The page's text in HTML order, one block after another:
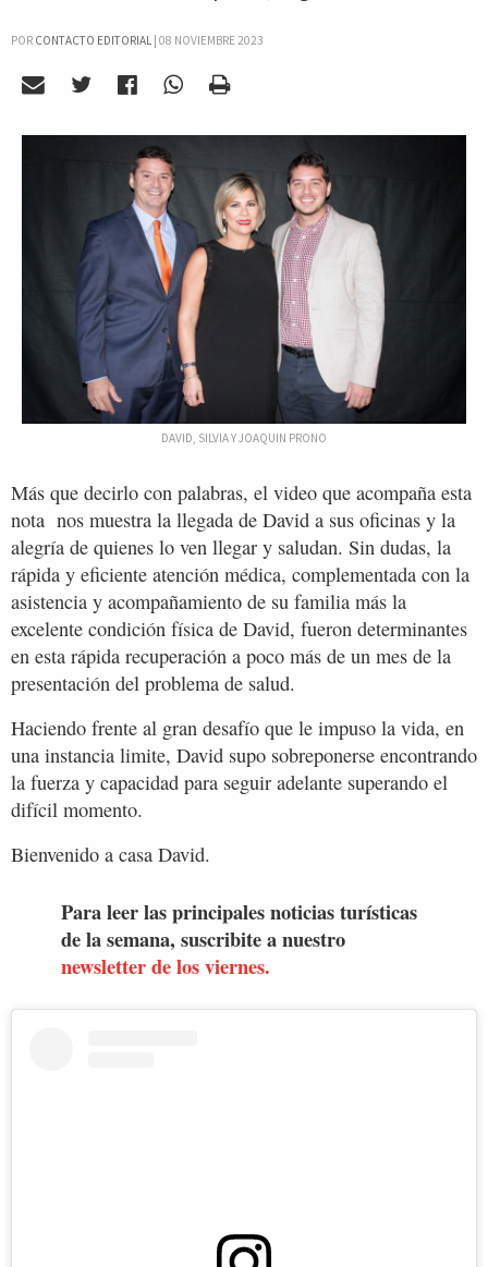
POR CONTACTO EDITORIAL| 08 NOVIEMBRE 2023
DAVID, SILVIA Y JOAQUIN PRONO
Más que decirlo con palabras, el video que acompaña esta
nota nos muestra la llegada de David a sus oficinas y la
alegría de quienes lo ven llegar y saludan. Sin dudas, la
rápida y eficiente atención médica, complementada con la
asistencia y acompañamiento de su familia más la
excelente condición física de David, fueron determinantes
en esta rápida recuperación a poco más de un mes de la
presentación del problema de salud.
Haciendo frente al gran desafío que le impuso la vida, en
una instancia limite, David supo sobreponerse encontrando
la fuerza y capacidad para seguir adelante superando el
difícil momento.
Bienvenido a casa David.
Para leer las principales noticias turísticas
de la semana, suscribite a nuestro
newsletter de los viernes.